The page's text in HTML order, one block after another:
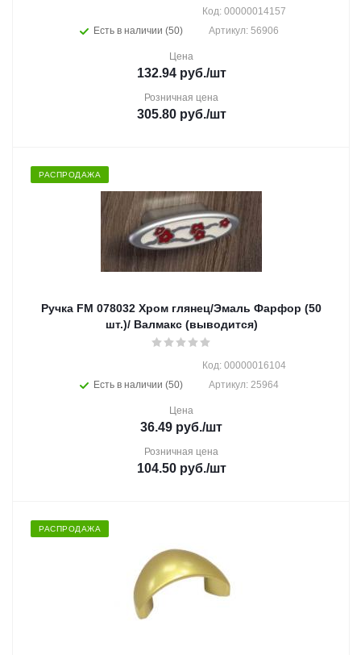
Есть в наличии (50)
Код: 00000014157
Артикул: 56906
Цена
132.94руб./шт
Розничная цена
305.80руб./шт
РАСПРОДАЖА
Ручка FM 078032 Хром глянец/Эмаль Фарфор (50
шт.)/ Валмакс (выводится)
Есть в наличии (50)
Код: 00000016104
Артикул: 25964
Цена
36.49 руб./шт
Розничная цена
104.50руб./шт
РАСПРОДАЖА